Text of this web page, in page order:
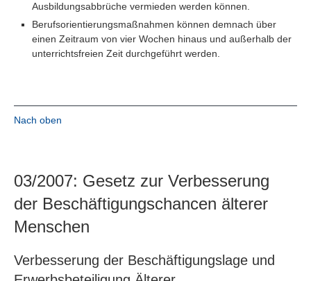
Ausbildungsabbrüche vermieden werden können.
Berufsorientierungsmaßnahmen können demnach über
einen Zeitraum von vier Wochen hinaus und außerhalb der
unterrichtsfreien Zeit durchgeführt werden.
Nach oben
03/2007: Gesetz zur Verbesserung
der Beschäftigungschancen älterer
Menschen
Verbesserung der Beschäftigungslage und